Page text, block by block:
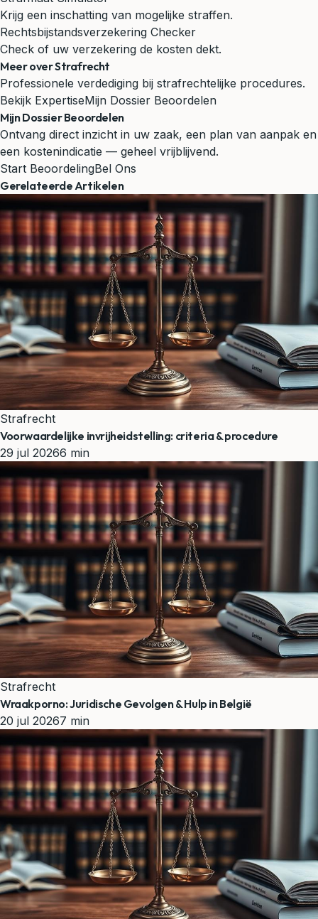
Krijg een inschatting van mogelijke straffen.
Rechtsbijstandsverzekering Checker
Check of uw verzekering de kosten dekt.
Meer over Strafrecht
Professionele verdediging bij strafrechtelijke procedures.
Bekijk ExpertiseMijn Dossier Beoordelen
Mijn Dossier Beoordelen
Ontvang direct inzicht in uw zaak, een plan van aanpak en
een kostenindicatie — geheel vrijblijvend.
Start BeoordelingBel Ons
Gerelateerde Artikelen
Strafrecht
Voorwaardelijke invrijheidstelling: criteria & procedure
29 jul 20266 min
Strafrecht
Wraakporno: Juridische Gevolgen & Hulp in België
20 jul 20267 min